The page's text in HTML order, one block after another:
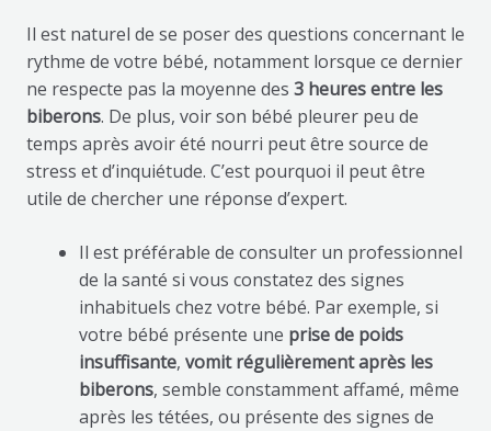
Il est naturel de se poser des questions concernant le
rythme de votre bébé, notamment lorsque ce dernier
ne respecte pas la moyenne des 3 heures entre les
biberons. De plus, voir son bébé pleurer peu de
temps après avoir été nourri peut être source de
stress et d’inquiétude. C’est pourquoi il peut être
utile de chercher une réponse d’expert.
Il est préférable de consulter un professionnel
de la santé si vous constatez des signes
inhabituels chez votre bébé. Par exemple, si
votre bébé présente une prise de poids
insuffisante, vomit régulièrement après les
biberons, semble constamment affamé, même
après les tétées, ou présente des signes de